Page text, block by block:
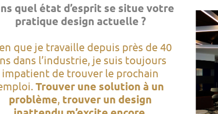
quel état d’esprit se situe votre
pratique design actuelle ?
que je travaille depuis près de 40
dans l’industrie, je suis toujours
impatient de trouver le prochain
Trouver une solution à un
problème, trouver un design